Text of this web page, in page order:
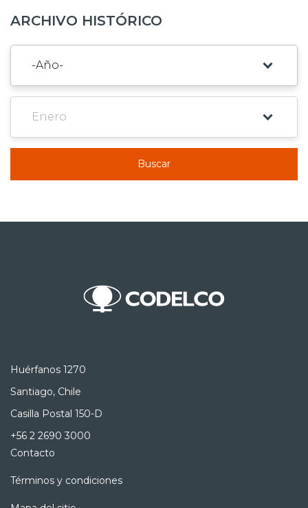
ARCHIVO HISTÓRICO
Buscar
Huérfanos 1270
Santiago, Chile
Casilla Postal 150-D
+56 2 2690 3000
Contacto
Términos y condiciones